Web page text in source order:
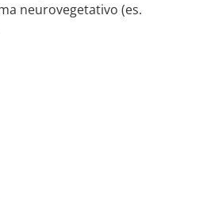
neurovegetativo (es.